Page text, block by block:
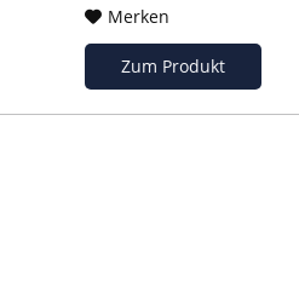
Merken
Zum Produkt